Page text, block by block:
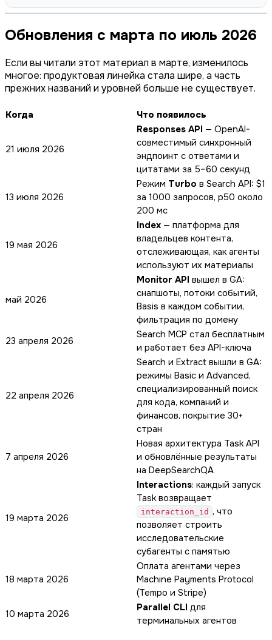
Обновления с марта по июль 2026
Если вы читали этот материал в марте, изменилось
многое: продуктовая линейка стала шире, а часть
прежних названий и уровней больше не существует.
Когда Что появилось
21 июля 2026
Responses API — OpenAI-
совместимый синхронный
эндпоинт с ответами и
цитатами за 5–60 секунд
13 июля 2026
Режим Turbo в Search API: $1
за 1000 запросов, p50 около
200 мс
19 мая 2026
Index — платформа для
владельцев контента,
отслеживающая, как агенты
используют их материалы
май 2026
Monitor API вышел в GA:
снапшоты, потоки событий,
Basis в каждом событии,
фильтрация по домену
23 апреля 2026
Search MCP стал бесплатным
и работает без API-ключа
22 апреля 2026
Search и Extract вышли в GA:
режимы Basic и Advanced,
специализированный поиск
для кода, компаний и
финансов, покрытие 30+
стран
7 апреля 2026
Новая архитектура Task API
и обновлённые результаты
на DeepSearchQA
19 марта 2026
Interactions: каждый запуск
Task возвращает
interaction_id , что
позволяет строить
исследовательские
субагенты с памятью
18 марта 2026
Оплата агентами через
Machine Payments Protocol
(Tempo и Stripe)
10 марта 2026
Parallel CLI для
терминальных агентов